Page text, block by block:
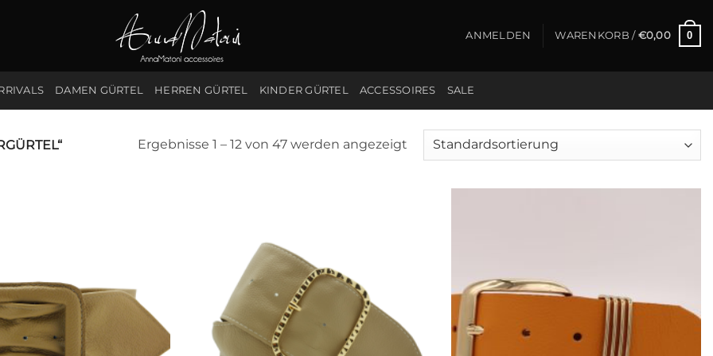
ANMELDEN WARENKORB / €0,00 0
DAMEN GÜRTEL HERREN GÜRTEL KINDER GÜRTEL ACCESSOIRES SALE
Ergebnisse 1 – 12 von 47 werden angezeigt